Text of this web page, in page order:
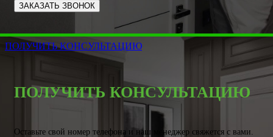
ПОЛУЧИТЬ КОНСУЛЬТАЦИЮ
ПОЛУЧИТЬ КОНСУЛЬТАЦИЮ
Оставьте свой номер телефона и наш менеджер свяжется с вами.